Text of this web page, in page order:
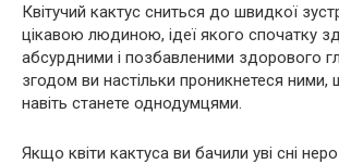
Квітучий кактус сниться до швидкої
цікавою людиною, ідеї якого спочатку
абсурдними і позбавленими здорового
згодом ви настільки проникнетеся
навіть станете однодумцями.
Якщо квіти кактуса ви бачили уві сні